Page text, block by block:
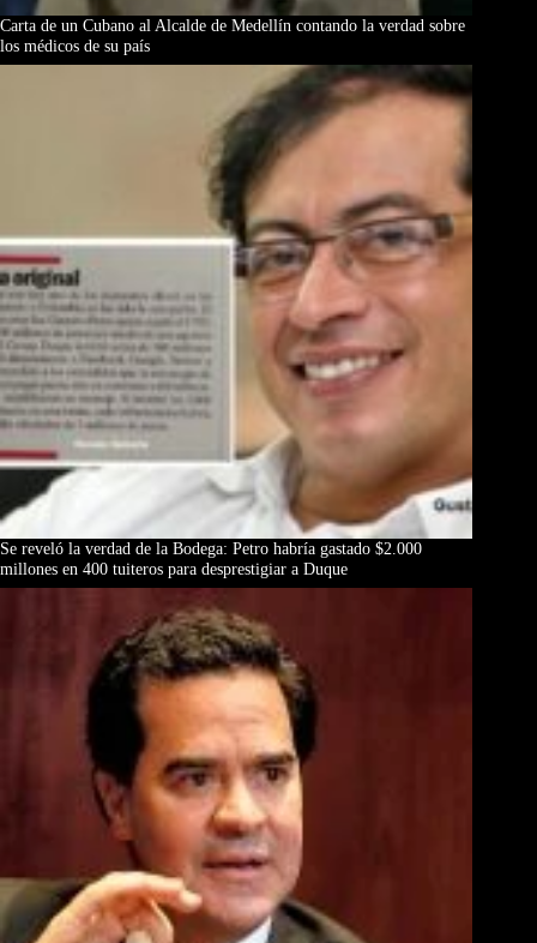
Carta de un Cubano al Alcalde de Medellín contando la verdad sobre
los médicos de su país
Se reveló la verdad de la Bodega: Petro habría gastado $2.000
millones en 400 tuiteros para desprestigiar a Duque